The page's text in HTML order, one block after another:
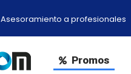
Asesoramiento a profesionales
Promos